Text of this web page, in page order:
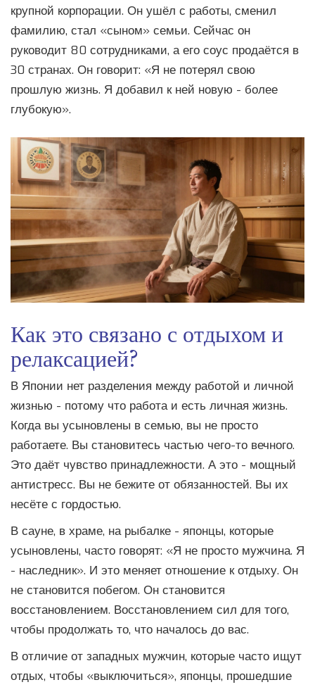
крупной корпорации. Он ушёл с работы, сменил
фамилию, стал «сыном» семьи. Сейчас он
руководит 80 сотрудниками, а его соус продаётся в
30 странах. Он говорит: «Я не потерял свою
прошлую жизнь. Я добавил к ней новую - более
глубокую».
Как это связано с отдыхом и
релаксацией?
В Японии нет разделения между работой и личной
жизнью - потому что работа и есть личная жизнь.
Когда вы усыновлены в семью, вы не просто
работаете. Вы становитесь частью чего-то вечного.
Это даёт чувство принадлежности. А это - мощный
антистресс. Вы не бежите от обязанностей. Вы их
несёте с гордостью.
В сауне, в храме, на рыбалке - японцы, которые
усыновлены, часто говорят: «Я не просто мужчина. Я
- наследник». И это меняет отношение к отдыху. Он
не становится побегом. Он становится
восстановлением. Восстановлением сил для того,
чтобы продолжать то, что началось до вас.
В отличие от западных мужчин, которые часто ищут
отдых, чтобы «выключиться», японцы, прошедшие